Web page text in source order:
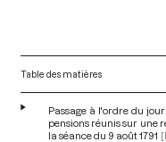
Table des matières
Passage à l'ordre du
pensions réunis sur une
la séance du 9 août 1791